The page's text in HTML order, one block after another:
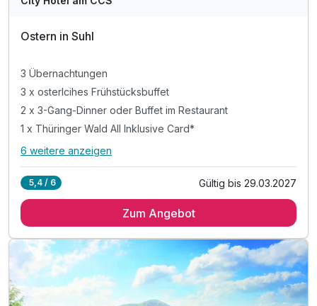
Ostern in Suhl
3 Übernachtungen
3 x osterlcihes Frühstücksbuffet
2 x 3-Gang-Dinner oder Buffet im Restaurant
1 x Thüringer Wald All Inklusive Card*
Alle Inklusivleistungen
3 x osterlcihes Frühstücksbuffet
1 x Thüringer Wald All Inklusive Card*
* Eintritt in das H2Oberhof Wellness & Erlebnisbad
* Eintritt in das SAALEMAXX Erlebnisbad
6 weitere anzeigen
5,4 / 6 Gültig bis 29.03.2027
Zum Angebot